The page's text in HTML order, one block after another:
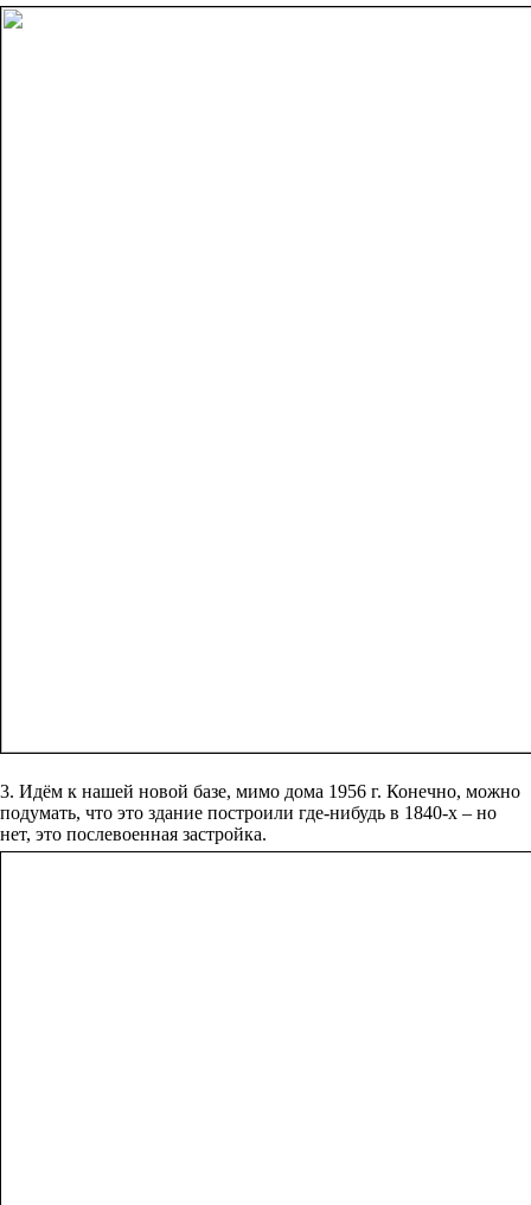
3. Идём к нашей новой базе, мимо дома 1956 г. Конечно, можно
подумать, что это здание построили где-нибудь в 1840-х – но
нет, это послевоенная застройка.